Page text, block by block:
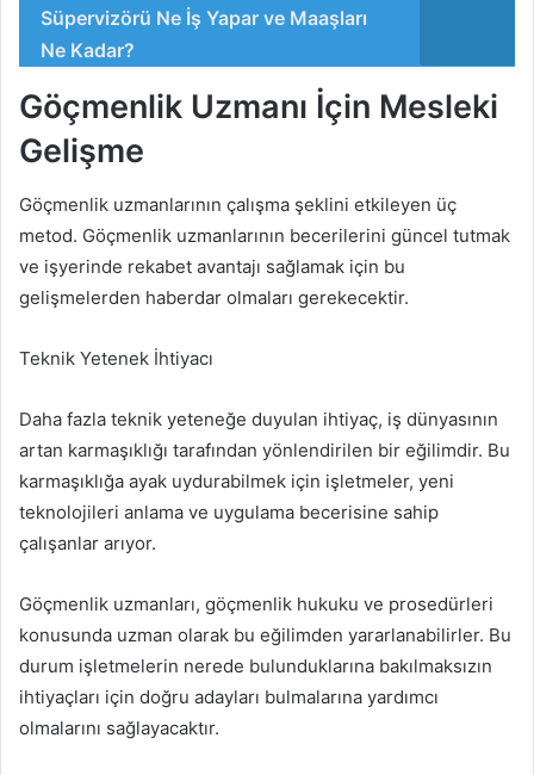
Süpervizörü Ne İş Yapar ve Maaşları
Ne Kadar?
Göçmenlik Uzmanı İçin Mesleki
Gelişme
Göçmenlik uzmanlarının çalışma şeklini etkileyen üç
metod. Göçmenlik uzmanlarının becerilerini güncel tutmak
ve işyerinde rekabet avantajı sağlamak için bu
gelişmelerden haberdar olmaları gerekecektir.
Teknik Yetenek İhtiyacı
Daha fazla teknik yeteneğe duyulan ihtiyaç, iş dünyasının
artan karmaşıklığı tarafından yönlendirilen bir eğilimdir. Bu
karmaşıklığa ayak uydurabilmek için işletmeler, yeni
teknolojileri anlama ve uygulama becerisine sahip
çalışanlar arıyor.
Göçmenlik uzmanları, göçmenlik hukuku ve prosedürleri
konusunda uzman olarak bu eğilimden yararlanabilirler. Bu
durum işletmelerin nerede bulunduklarına bakılmaksızın
ihtiyaçları için doğru adayları bulmalarına yardımcı
olmalarını sağlayacaktır.